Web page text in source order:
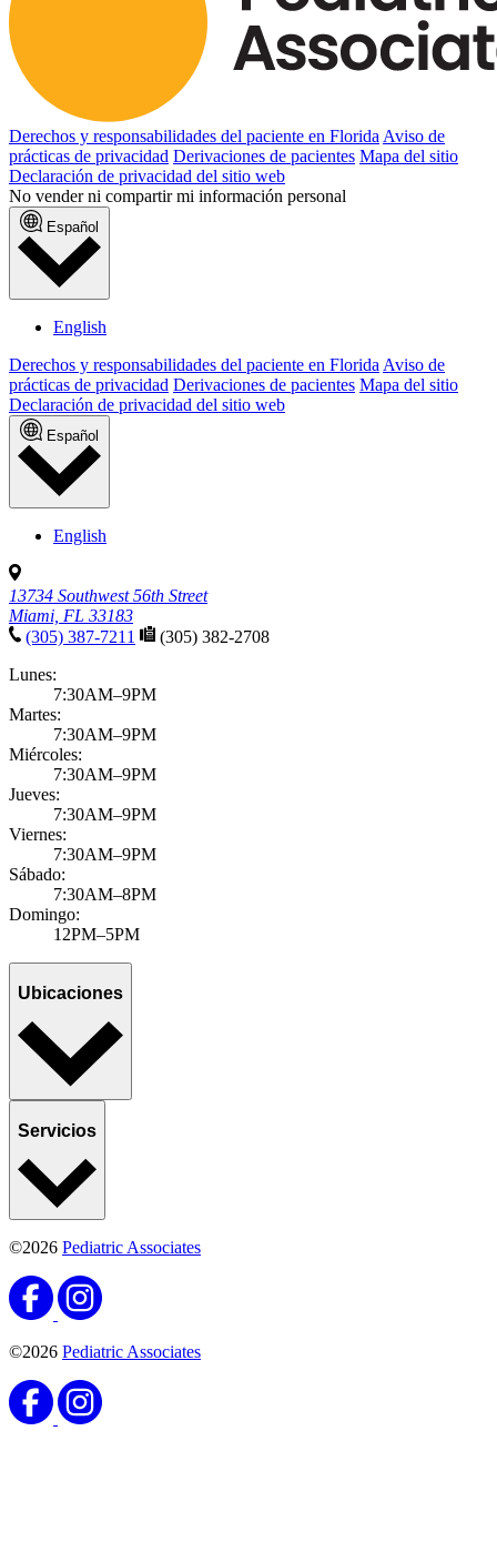
Derechos y responsabilidades del paciente en FloridaAviso de
prácticas de privacidad Derivaciones de pacientes Mapa del sitio
Declaración de privacidad del sitio web
No vender ni compartir mi información personal
Español
English
Derechos y responsabilidades del paciente en Florida Aviso de
prácticas de privacidad Derivaciones de pacientes Mapa del sitio
Declaración de privacidad del sitio web
Español
English
13734 Southwest 56th Street
Miami, FL 33183
(305) 387-7211
(305) 382-2708
Lunes:
7:30AM–9PM
Martes:
7:30AM–9PM
Miércoles:
7:30AM–9PM
Jueves:
7:30AM–9PM
Viernes:
7:30AM–9PM
Sábado:
7:30AM–8PM
Domingo:
12PM–5PM
Ubicaciones
Servicios
©2026 Pediatric Associates
©2026 Pediatric Associates